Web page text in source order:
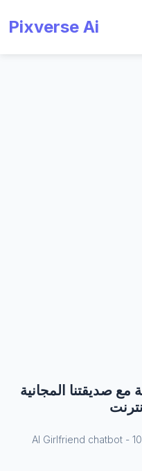
Pixverse Ai
صديقتنا المجانية